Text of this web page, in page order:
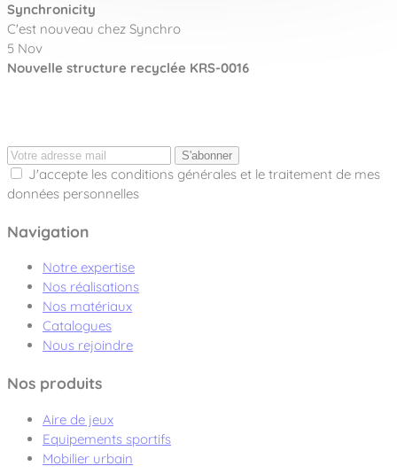
Synchronicity
C'est nouveau chez Synchro
5 Nov
Nouvelle structure recyclée KRS-0016
S'abonner
J'accepte les conditions générales et le traitement de mes
données personnelles
Navigation
Notre expertise
Nos réalisations
Nos matériaux
Catalogues
Nous rejoindre
Nos produits
Aire de jeux
Equipements sportifs
Mobilier urbain